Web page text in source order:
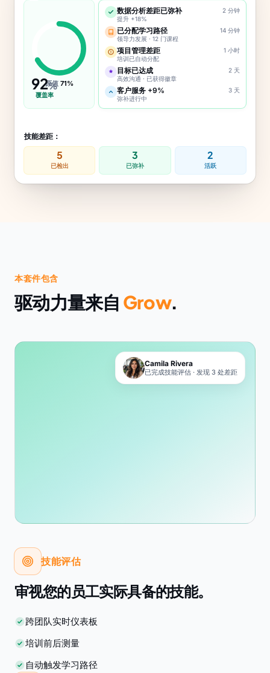
92%
覆盖率
原值 71%
数据分析差距已弥补
提升 +18%
2 分钟
已分配学习路径
领导力发展 · 12 门课程
14 分钟
项目管理差距
培训已自动分配
1 小时
目标已达成
高效沟通 · 已获得徽章
2 天
客户服务 +9%
弥补进行中
3 天
技能差距：
5
已检出
3
已弥补
2
活跃
本套件包含
驱动力量来自 Grow.
Camila Rivera
已完成技能评估 · 发现 3 处差距
技能评估
审视您的员工实际具备的技能。
跨团队实时仪表板
培训前后测量
自动触发学习路径